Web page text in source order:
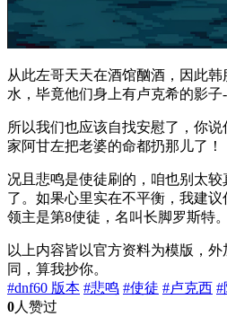
从此左哥天天在酒馆酗酒，因此
水，毕竟他们身上有卢克希的影子
所以我们也应该自找安慰了，你
家阿甘左把老婆的命都扔那儿了！
况且悲鸣是使徒刷的，咱也别太
了。如果心里实在不平衡，我建
领主是第8使徒，名叫长脚罗斯特。
以上内容皆以官方资料为模版，
同，算我抄你。
#dnf60 版本 #悲鸣 #使徒 #卢克西 #
0人赞过